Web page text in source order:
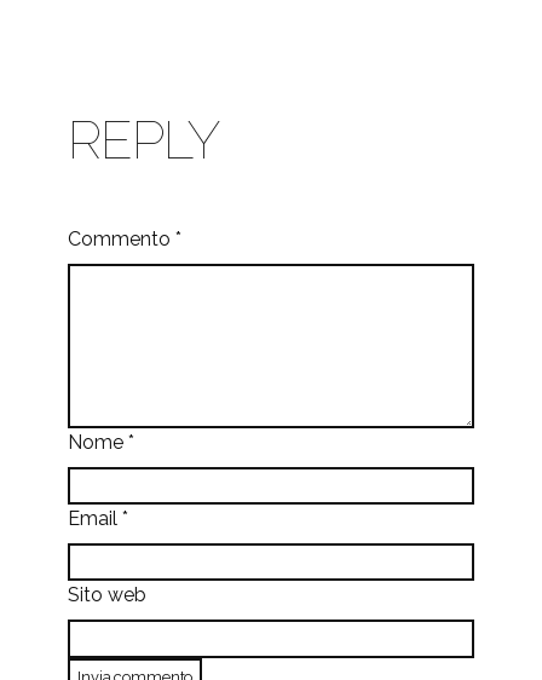
REPLY
Commento *
Nome *
Email *
Sito web